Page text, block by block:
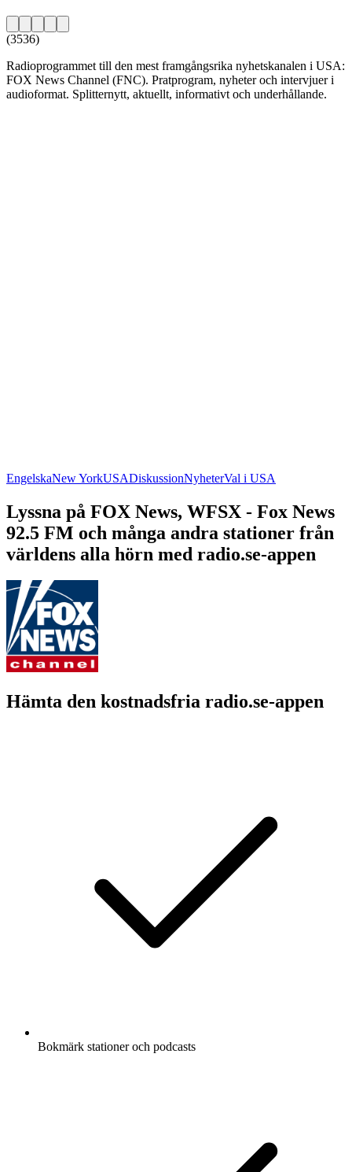
(3536)
Radioprogrammet till den mest framgångsrika nyhetskanalen i USA:
FOX News Channel (FNC). Pratprogram, nyheter och intervjuer i
audioformat. Splitternytt, aktuellt, informativt och underhållande.
EngelskaNew YorkUSADiskussionNyheterVal i USA
Lyssna på FOX News, WFSX - Fox News
92.5 FM och många andra stationer från
världens alla hörn med radio.se-appen
Hämta den kostnadsfria radio.se-appen
Bokmärk stationer och podcasts